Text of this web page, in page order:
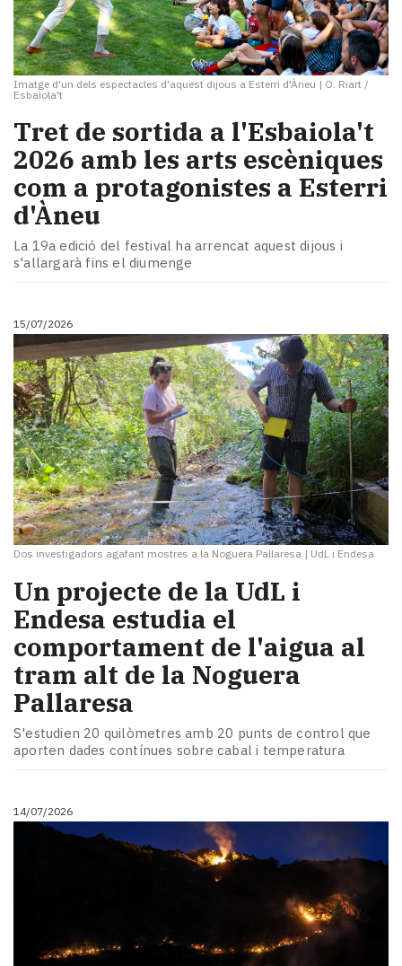
Imatge d'un dels espectacles d'aquest dijous a Esterri d'Àneu | O. Riart /
Esbaiola't
Tret de sortida a l'Esbaiola't
2026 amb les arts escèniques
com a protagonistes a Esterri
d'Àneu
La 19a edició del festival ha arrencat aquest dijous i
s'allargarà fins el diumenge
15/07/2026
Dos investigadors agafant mostres a la Noguera Pallaresa | UdL i Endesa
Un projecte de la UdL i
Endesa estudia el
comportament de l'aigua al
tram alt de la Noguera
Pallaresa
S'estudien 20 quilòmetres amb 20 punts de control que
aporten dades contínues sobre cabal i temperatura
14/07/2026